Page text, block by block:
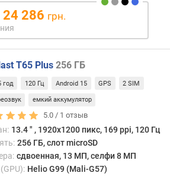
286 грн.
T65 Plus 256 ГБ
год 120 Гц Android 15 GPS 2 SIM
емкий аккумулятор
5.0 / 1 отзыв
13.4 ″ , 1920x1200 пикс, 169 ppi, 120 Гц
256 ГБ, слот microSD
сдвоенная, 13 МП, селфи 8 МП
Helio G99 (Mali-G57)